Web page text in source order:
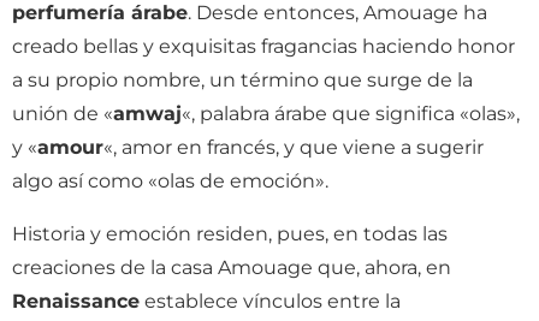
perfumería árabe. Desde entonces, Amouage ha
creado bellas y exquisitas fragancias haciendo honor
a su propio nombre, un término que surge de la
unión de «amwaj«, palabra árabe que significa «olas»,
y «amour«, amor en francés, y que viene a sugerir
algo así como «olas de emoción».
Historia y emoción residen, pues, en todas las
creaciones de la casa Amouage que, ahora, en
Renaissance establece vínculos entre la